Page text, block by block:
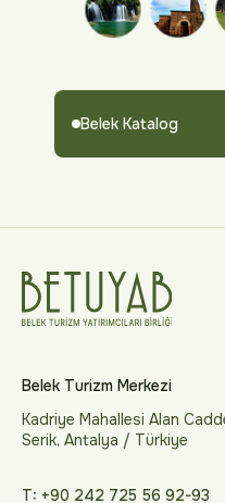
Belek Katalog
Belek Turizm Merkezi
Kadriye Mahallesi Alan
Serik, Antalya / Türkiye
T: +90 242 725 56 92-93